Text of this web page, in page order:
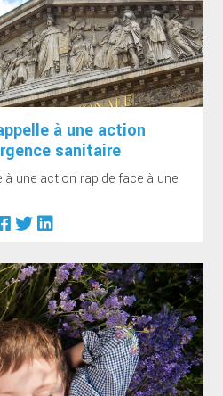
à une action
sanitaire
à une action rapide face à une